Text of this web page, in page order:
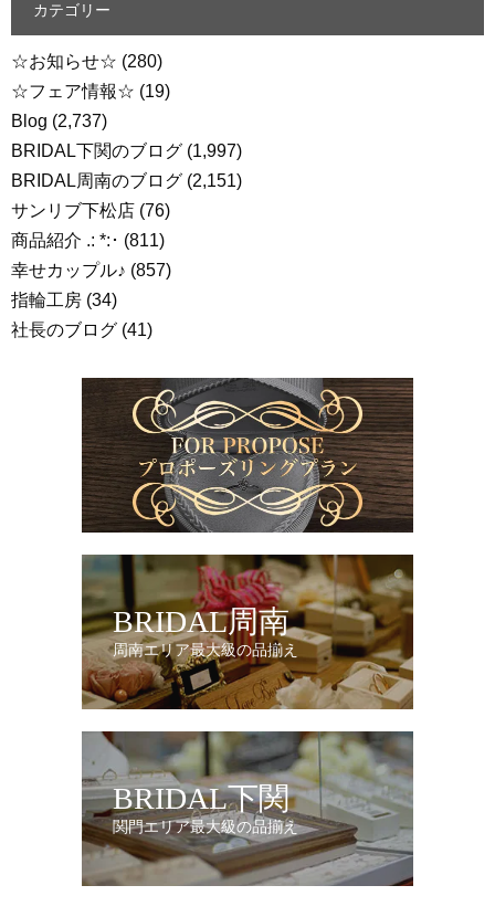
カテゴリー
☆お知らせ☆ (280)
☆フェア情報☆ (19)
Blog (2,737)
BRIDAL下関のブログ (1,997)
BRIDAL周南のブログ (2,151)
サンリブ下松店 (76)
商品紹介 .: *:･ (811)
幸せカップル♪ (857)
指輪工房 (34)
社長のブログ (41)
BRIDAL周南
周南エリア最大級の品揃え
BRIDAL下関
関門エリア最大級の品揃え